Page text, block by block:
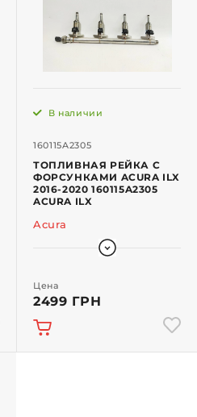
160115A2305
В наличии
ТОПЛИВНАЯ РЕЙКА С
ФОРСУНКАМИ ACURA ILX
2016-2020 160115A2305
ACURA ILX
Acura
Цена
2499 ГРН